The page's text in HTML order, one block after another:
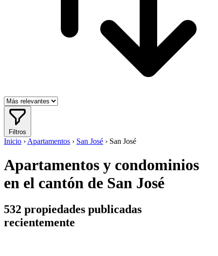
Filtros
Inicio › Apartamentos › San José › San José
Apartamentos y condominios
en el cantón de San José
532 propiedades publicadas
recientemente